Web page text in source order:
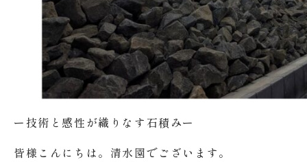
ー技術と感性が織りなす石積みー
皆様こんにちは。清水園でございます。